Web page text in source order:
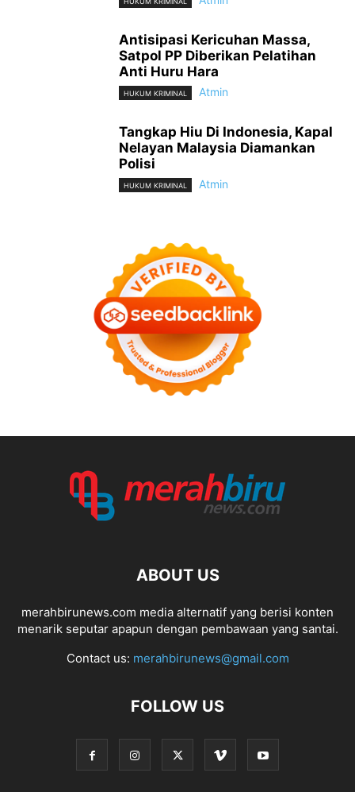
Antisipasi Kericuhan Massa,
Satpol PP Diberikan Pelatihan
Anti Huru Hara
HUKUM KRIMINAL Atmin
Tangkap Hiu Di Indonesia, Kapal
Nelayan Malaysia Diamankan
Polisi
HUKUM KRIMINAL Atmin
ABOUT US
merahbirunews.com media alternatif yang berisi konten
menarik seputar apapun dengan pembawaan yang santai.
Contact us: merahbirunews@gmail.com
FOLLOW US